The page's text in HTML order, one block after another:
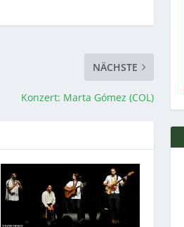
NÄCHSTE
Konzert: Marta Gómez (COL)